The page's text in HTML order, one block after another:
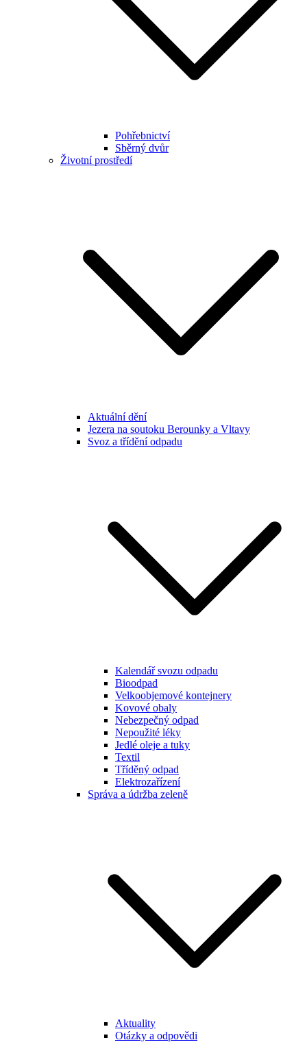
Pohřebnictví
Sběrný dvůr
Životní prostředí
Aktuální dění
Jezera na soutoku Berounky a Vltavy
Svoz a třídění odpadu
Kalendář svozu odpadu
Bioodpad
Velkoobjemové kontejnery
Kovové obaly
Nebezpečný odpad
Nepoužité léky
Jedlé oleje a tuky
Textil
Tříděný odpad
Elektrozařízení
Správa a údržba zeleně
Aktuality
Otázky a odpovědi